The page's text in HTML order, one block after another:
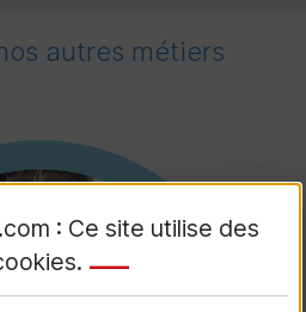
autres métiers
: Ce site utilise des
.